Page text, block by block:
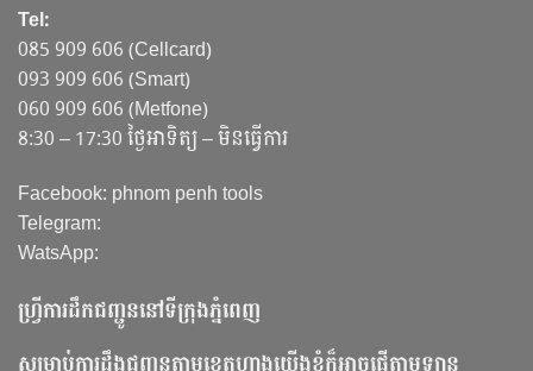
Tel:
085 909 606 (Cellcard)
093 909 606 (Smart)
060 909 606 (Metfone)
8:30 – 17:30 ថ្ងៃអាទិត្យ – មិនធ្វើការ
Facebook: phnom penh tools
Telegram:
WatsApp:
ហ្វ្រីការដឹកជញ្ជូននៅទីក្រុងភ្នំពេញ